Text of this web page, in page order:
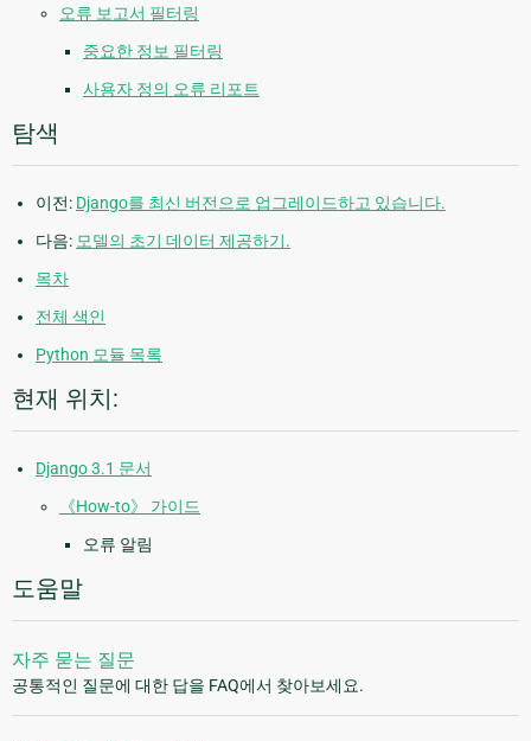
오류 보고서 필터링
중요한 정보 필터링
사용자 정의 오류 리포트
탐색
이전: Django를 최신 버전으로 업그레이드하고 있습니다.
다음: 모델의 초기 데이터 제공하기.
목차
전체 색인
Python 모듈 목록
현재 위치:
Django 3.1 문서
《How-to》 가이드
오류 알림
도움말
자주 묻는 질문
공통적인 질문에 대한 답을 FAQ에서 찾아보세요.